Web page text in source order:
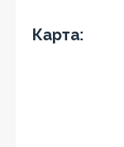
Карта: